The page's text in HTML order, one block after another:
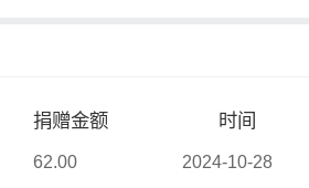
捐赠金额 时间
62.00 2024-10-28